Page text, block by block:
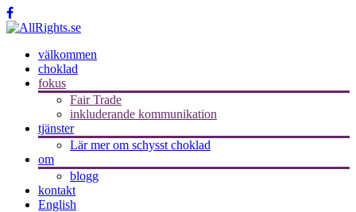
välkommen
choklad
fokus
Fair Trade
inkluderande kommunikation
tjänster
Lär mer om schysst choklad
om
blogg
kontakt
English